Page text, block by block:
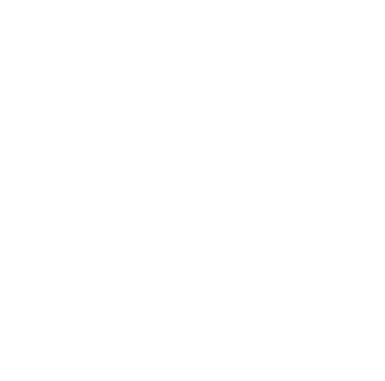
ДАЛА КОНЦЕРТ ГРУППА «ШАНЕЛЬ» ЖИРНОВСКОГО РДК
НА ТАНЦПЛОЩАДКЕ «ЗЕЛЁНОГО ТЕАТРА» В ЖИРНОВСКЕ